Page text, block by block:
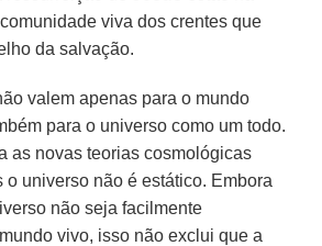
viva dos crentes que
da salvação.
valem apenas para o mundo
para o universo como um todo.
as novas teorias cosmológicas
o universo não é estático. Embora
não seja facilmente
vivo, isso não exclui que a